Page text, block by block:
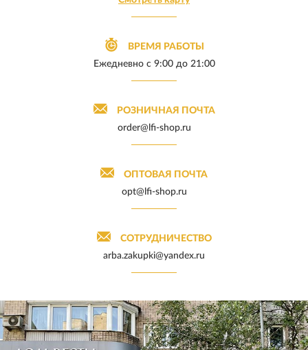
ВРЕМЯ РАБОТЫ
Ежедневнос 9:00 до 21:00
РОЗНИЧНАЯ ПОЧТА
order@lfi-shop.ru
ОПТОВАЯ ПОЧТА
opt@lfi-shop.ru
СОТРУДНИЧЕСТВО
arba.zakupki@yandex.ru